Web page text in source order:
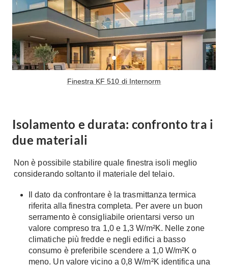
Giardino
Arredo giardino
Tende da sole
Gazebo
Fai da te in giardino
Il fai da te in bagno
Casa fai da te
Bricolage
Finestra KF 510 di Internorm
Isolamento e durata: confronto tra i
due materiali
Non è possibile stabilire quale finestra isoli meglio
considerando soltanto il materiale del telaio.
Il dato da confrontare è la trasmittanza termica
riferita alla finestra completa. Per avere un buon
serramento è consigliabile orientarsi verso un
valore compreso tra 1,0 e 1,3 W/m²K. Nelle zone
climatiche più fredde e negli edifici a basso
consumo è preferibile scendere a 1,0 W/m²K o
meno. Un valore vicino a 0,8 W/m²K identifica una